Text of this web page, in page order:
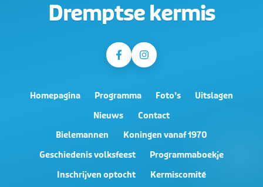
Dremptse kermis
Homepagina Programma Foto’s
Uitslagen
Nieuws
Contact
Bielemannen
Koningen vanaf 1970
Geschiedenis volksfeest
Programmaboekje
Inschrijven optocht
Kermiscomité